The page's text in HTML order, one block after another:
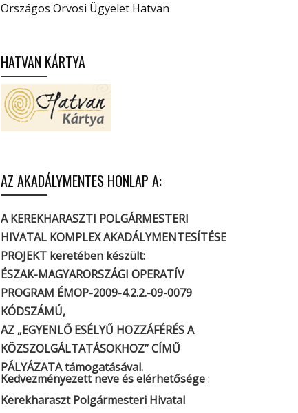
Országos Orvosi Ügyelet Hatvan
HATVAN KÁRTYA
AZ AKADÁLYMENTES HONLAP A:
A KEREKHARASZTI POLGÁRMESTERI
HIVATAL KOMPLEX AKADÁLYMENTESÍTÉSE
PROJEKT keretében készült:
ÉSZAK-MAGYARORSZÁGI OPERATÍV
PROGRAM ÉMOP-2009-4.2.2.-09-0079
KÓDSZÁMÚ,
AZ „EGYENLŐ ESÉLYŰ HOZZÁFÉRÉS A
KÖZSZOLGÁLTATÁSOKHOZ” CÍMŰ
PÁLYÁZATA támogatásával.
Kedvezményezett neve és elérhetősége:
Kerekharaszt Polgármesteri Hivatal